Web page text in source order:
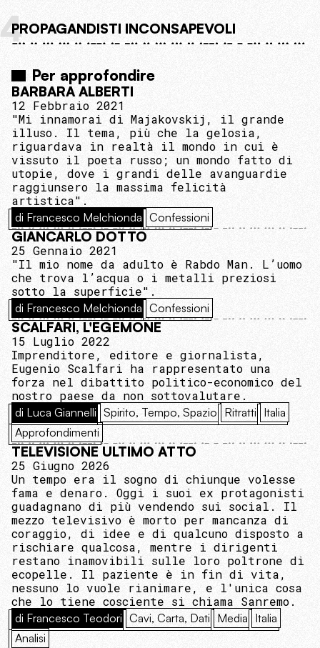
4PROPAGANDISTI INCONSAPEVOLI
Per approfondire
BARBARA ALBERTI
12 Febbraio 2021
"Mi innamorai di Majakovskij, il grande
illuso. Il tema, più che la gelosia,
riguardava in realtà il mondo in cui è
vissuto il poeta russo; un mondo fatto di
utopie, dove i grandi delle avanguardie
raggiunsero la massima felicità
artistica".
di Francesco Melchionda Confessioni
GIANCARLO DOTTO
25 Gennaio 2021
"Il mio nome da adulto è Rabdo Man. L’uomo
che trova l’acqua o i metalli preziosi
sotto la superficie".
di Francesco Melchionda Confessioni
SCALFARI, L'EGEMONE
15 Luglio 2022
Imprenditore, editore e giornalista,
Eugenio Scalfari ha rappresentato una
forza nel dibattito politico-economico del
nostro paese da non sottovalutare.
di Luca Giannelli Spirito, Tempo, Spazio Ritratti Italia
Approfondimenti
TELEVISIONE ULTIMO ATTO
25 Giugno 2026
Un tempo era il sogno di chiunque volesse
fama e denaro. Oggi i suoi ex protagonisti
guadagnano di più vendendo sui social. Il
mezzo televisivo è morto per mancanza di
coraggio, di idee e di qualcuno disposto a
rischiare qualcosa, mentre i dirigenti
restano inamovibili sulle loro poltrone di
ecopelle. Il paziente è in fin di vita,
nessuno lo vuole rianimare, e l'unica cosa
che lo tiene cosciente si chiama Sanremo.
di Francesco Teodori Cavi, Carta, Dati Media Italia
Analisi